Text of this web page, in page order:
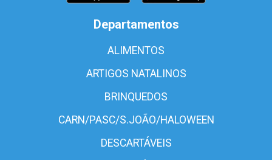
Departamentos
ALIMENTOS
ARTIGOS NATALINOS
BRINQUEDOS
CARN/PASC/S.JOÃO/HALOWEEN
DESCARTÁVEIS